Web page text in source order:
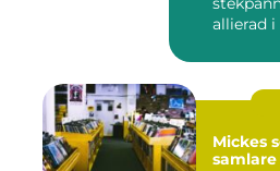
allierad i
Mickes